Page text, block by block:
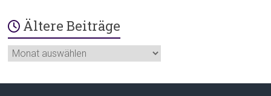
Ältere Beiträge
Ältere
Beiträge